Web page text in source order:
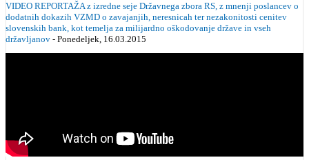
VIDEO REPORTAŽA z izredne seje Državnega zbora RS, z mnenji poslancev o
dodatnih dokazih VZMD o zavajanjih, neresnicah ter nezakonitosti cenitev
slovenskih bank, kot temelja za milijardno oškodovanje države in vseh
državljanov - Ponedeljek, 16.03.2015